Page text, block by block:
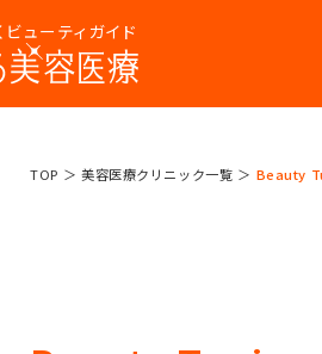
ューティガイド
美容医療って
TOP 美容医療クリニック一覧 Beauty